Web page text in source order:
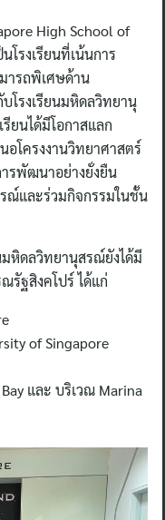
High School of
โรงเรียนที่เน้นการ
ารถพิเศษด้าน
โรงเรียนมหิดลวิทยานุ
ยนได้มีโอกาสแลก
อโครงงานวิทยาศาสตร์
ารพัฒนาอย่างยั่งยืน
ณ์และร่วมกิจกรรมในชั้น
หิดลวิทยานุสรณ์ยังได้มี
รัฐสิงคโปร์ ได้แก่
of Singapore
และ บริเวณ Marina